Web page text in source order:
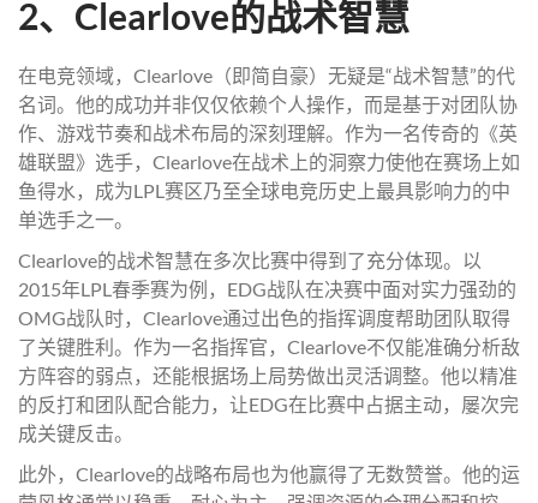
2、Clearlove的战术智慧
在电竞领域，Clearlove（即简自豪）无疑是“战术智慧”的代
名词。他的成功并非仅仅依赖个人操作，而是基于对团队协
作、游戏节奏和战术布局的深刻理解。作为一名传奇的《英
雄联盟》选手，Clearlove在战术上的洞察力使他在赛场上如
鱼得水，成为LPL赛区乃至全球电竞历史上最具影响力的中
单选手之一。
Clearlove的战术智慧在多次比赛中得到了充分体现。以
2015年LPL春季赛为例，EDG战队在决赛中面对实力强劲的
OMG战队时，Clearlove通过出色的指挥调度帮助团队取得
了关键胜利。作为一名指挥官，Clearlove不仅能准确分析敌
方阵容的弱点，还能根据场上局势做出灵活调整。他以精准
的反打和团队配合能力，让EDG在比赛中占据主动，屡次完
成关键反击。
此外，Clearlove的战略布局也为他赢得了无数赞誉。他的运